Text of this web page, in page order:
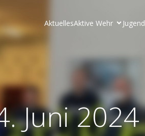
AktuellesAktive Wehr Jugend
Juni 2024